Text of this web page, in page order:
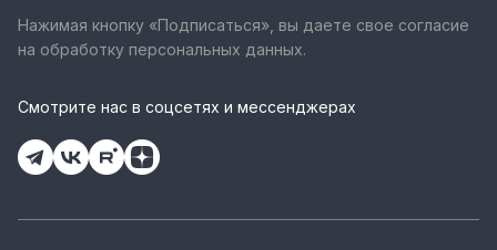
Нажимая кнопку «Подписаться», вы даете свое согласие
на обработку персональных данных.
Смотрите нас в соцсетях и мессенджерах